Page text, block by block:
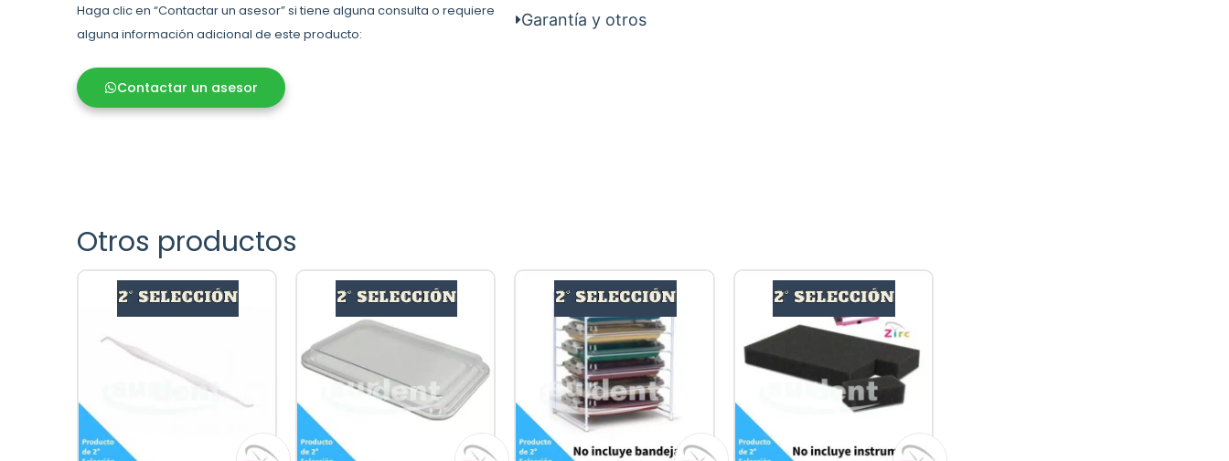
Haga clic en “Contactar un asesor” si tiene alguna consulta o requiere
alguna información adicional de este producto:
Contactar un asesor
Garantía y otros
Otros productos